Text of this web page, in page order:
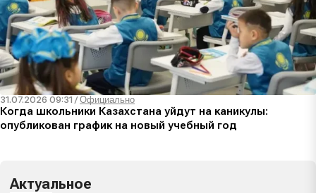
31.07.2026 09:31 /Официально
Когда школьники Казахстана уйдут на каникулы:
опубликован график на новый учебный год
Актуальное